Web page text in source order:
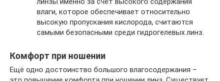
влаги, которое обеспечивает относительно
высокую пропускания кислорода, считаются
самыми безопасными среди гидрогелевых линз.
Комфорт при ношении
Ещё одно достоинство большого влагосодержания –